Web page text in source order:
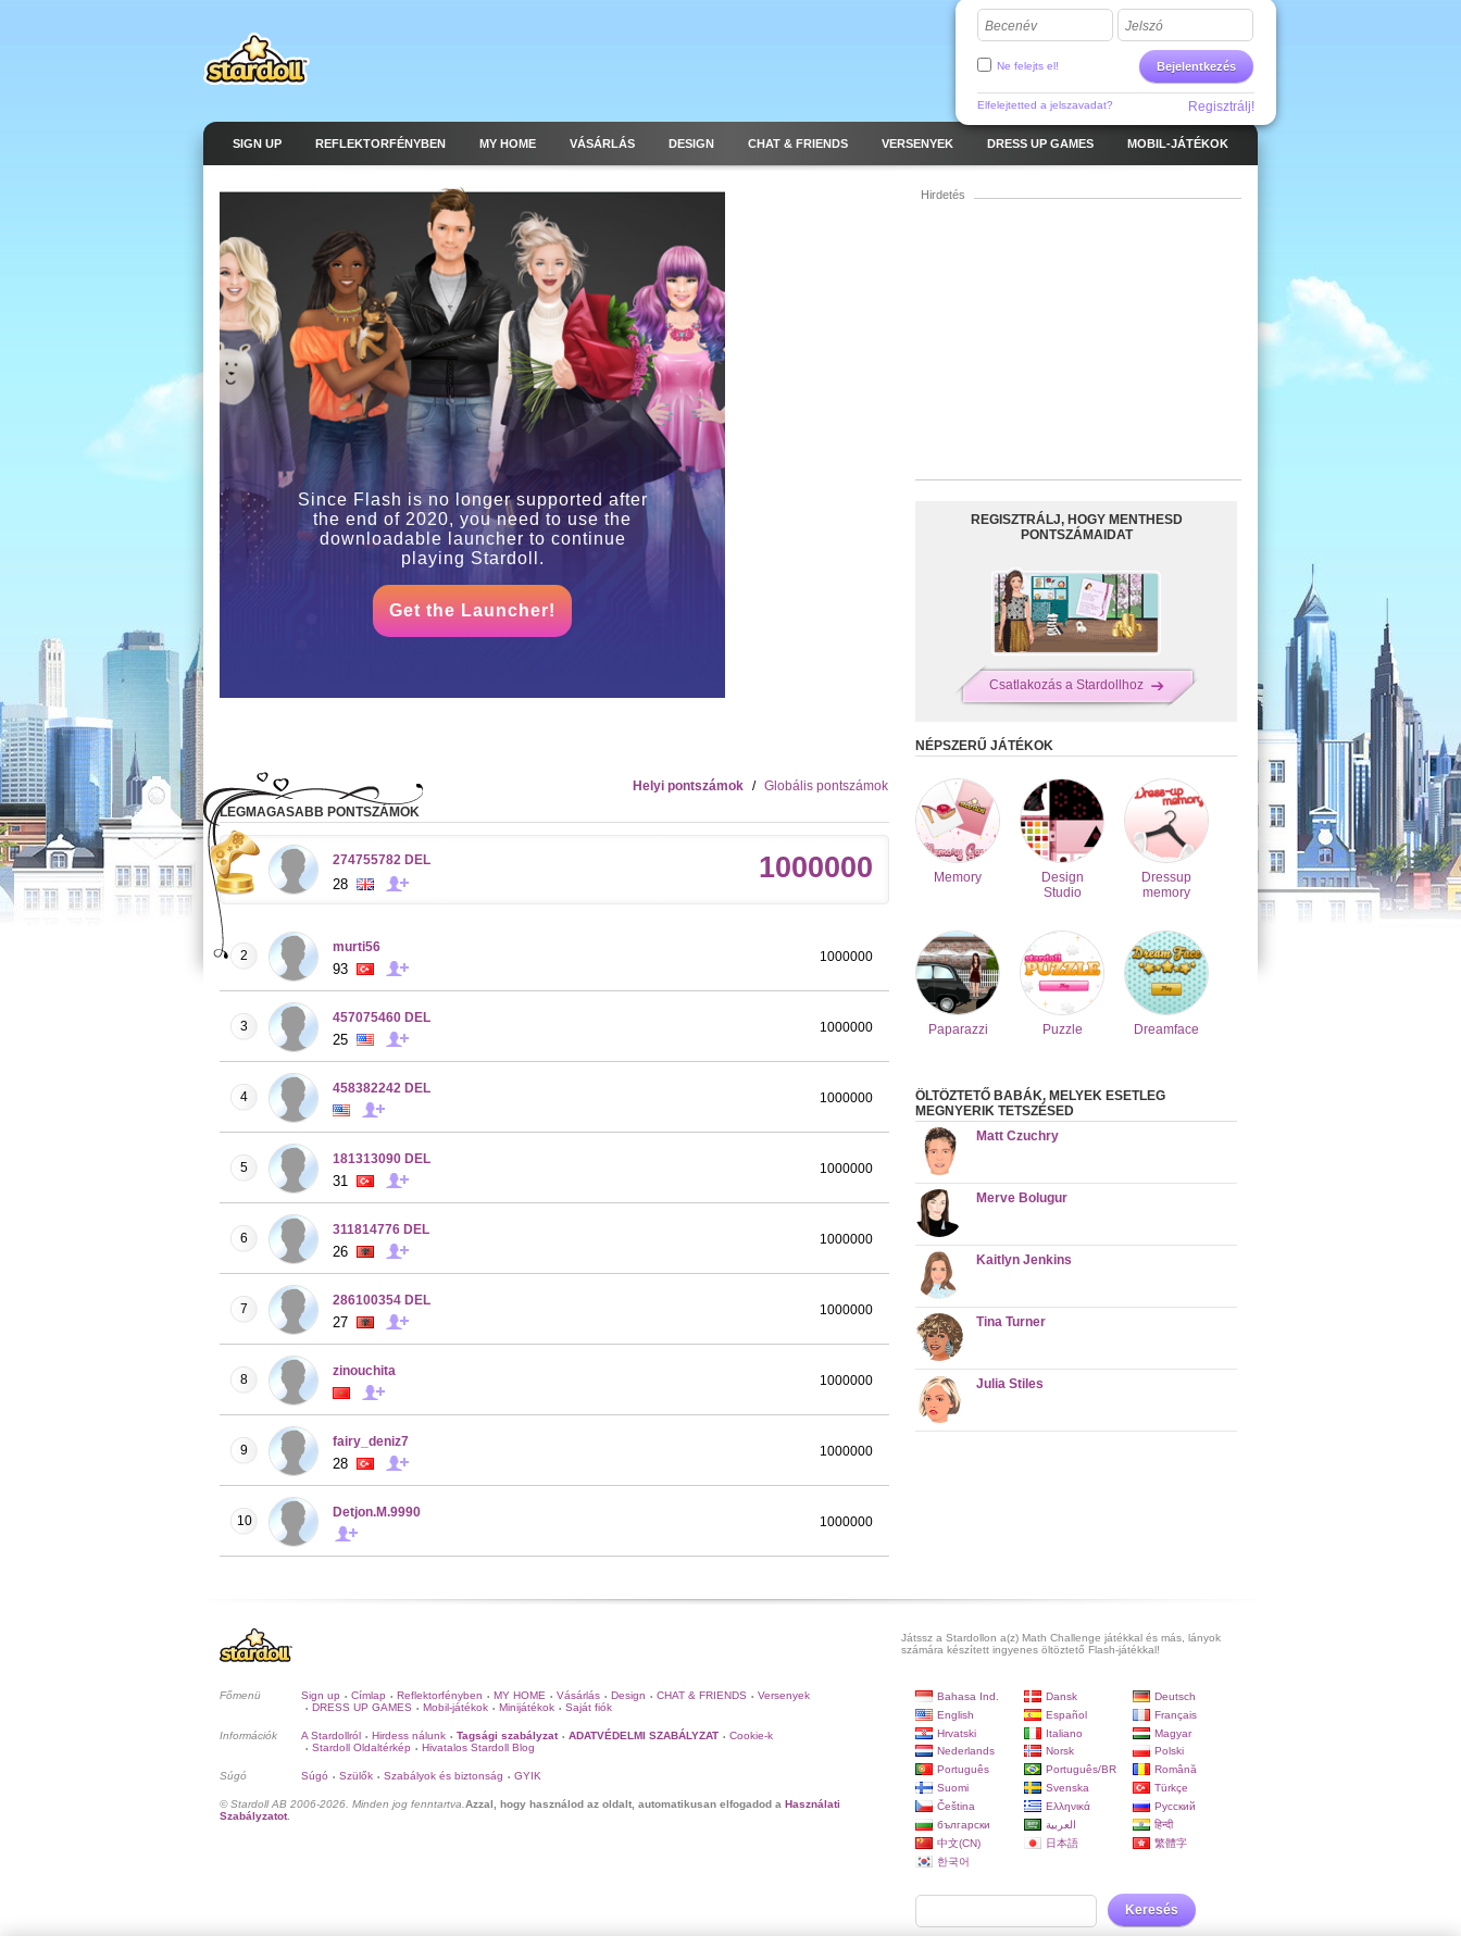
Becenév Jelszó
Bejelentkezés
Ne felejts el!
Elfelejtetted a jelszavadat? Regisztrálj!
SIGN UP REFLEKTORFÉNYBEN MY HOME VÁSÁRLÁS DESIGN CHAT & FRIENDS VERSENYEK DRESS UP GAMES MOBIL-JÁTÉKOK
Since Flash is no longer supported after
the end of 2020, you need to use the
downloadable launcher to continue
playing Stardoll.
Get the Launcher!
Helyi pontszámok / Globális pontszámok
LEGMAGASABB PONTSZÁMOK
274755782 DEL
28
1000000
2
murti56
93
1000000
3
457075460 DEL
25
1000000
4
458382242 DEL
1000000
5
181313090 DEL
31
1000000
6
311814776 DEL
26
1000000
7
286100354 DEL
27
1000000
8
zinouchita
1000000
9
fairy_deniz7
28
1000000
10
Detjon.M.9990
1000000
Hirdetés
REGISZTRÁLJ, HOGY MENTHESD
PONTSZÁMAIDAT
Csatlakozás a Stardollhoz
NÉPSZERŰ JÁTÉKOK
Memory
Design
Studio
Dressup
memory
Paparazzi Puzzle Dreamface
ÖLTÖZTETŐ BABÁK, MELYEK ESETLEG
MEGNYERIK TETSZÉSED
Matt Czuchry
Merve Bolugur
Kaitlyn Jenkins
Tina Turner
Julia Stiles
Játssz a Stardollon a(z) Math Challenge játékkal és más, lányok
számára készített ingyenes öltöztető Flash-játékkal!
Főmenü Sign up • Címlap • Reflektorfényben • MY HOME • Vásárlás • Design • CHAT & FRIENDS • Versenyek
• DRESS UP GAMES • Mobil-játékok • Minijátékok • Saját fiók
Információk A Stardollról • Hirdess nálunk • Tagsági szabályzat • ADATVÉDELMI SZABÁLYZAT • Cookie-k
• Stardoll Oldaltérkép • Hivatalos Stardoll Blog
Súgó Súgó • Szülők • Szabályok és biztonság • GYIK
© Stardoll AB 2006-2026. Minden jog fenntartva. Azzal, hogy használod az oldalt, automatikusan elfogadod a Használati
Szabályzatot.
Bahasa Ind. Dansk
Deutsch
English
Español
Français
Hrvatski
Italiano
Magyar
Nederlands
Norsk
Polski
Português
Português/BR
Română
Suomi
Svenska
Türkçe
Čeština
Ελληνικά
Русский
български
العربية
हिन्दी
中文(CN)
日本語
繁體字
한국어
Keresés